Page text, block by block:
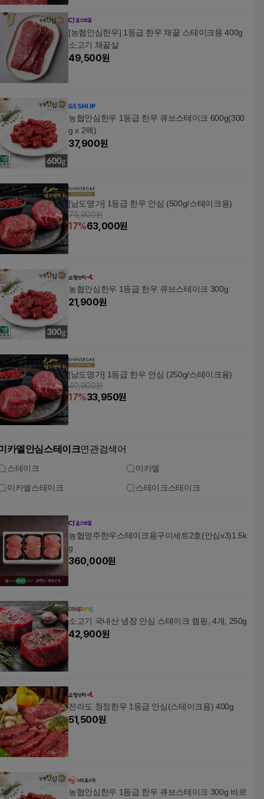
[농협안심한우] 1등급 한우 채끝 스테이크용 400g
소고기 채끝살
49,500원
농협안심한우 1등급 한우 큐브스테이크 600g(300
g x 2팩)
37,900원
[남도명가] 1등급 한우 안심 (500g/스테이크용)
75,900원
17%63,000원
농협안심한우 1등급 한우 큐브스테이크 300g
21,900원
[남도명가] 1등급 한우 안심 (250g/스테이크용)
40,900원
17%33,950원
카엘안심스테이크연관검색어
스테이크 미카엘
미카엘스테이크 스테이크스테이크
농협영주한우스테이크용구이세트2호(안심x3)1.5k
g
360,000원
소고기 국내산 냉장 안심 스테이크 캠핑, 4개, 250g
42,900원
전라도 청정한우 1등급 안심(스테이크용) 400g
51,500원
농협안심한우 1등급 한우 큐브스테이크 300g 바르